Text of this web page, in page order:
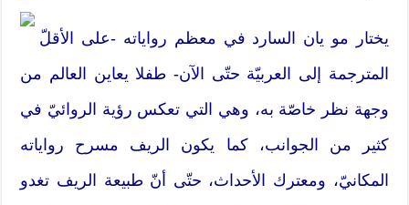
يختار مو يان السارد في معظم رواياته -على الأقلّ
المترجمة إلى العربيّة حتّى الآن- طفلا يعاين العالم من
وجهة نظر خاصّة به، وهي التي تعكس رؤية الروائيّ في
كثير من الجوانب، كما يكون الريف مسرح رواياته
المكانيّ، ومعترك الأحداث، حتّى أنّ طبيعة الريف تغدو